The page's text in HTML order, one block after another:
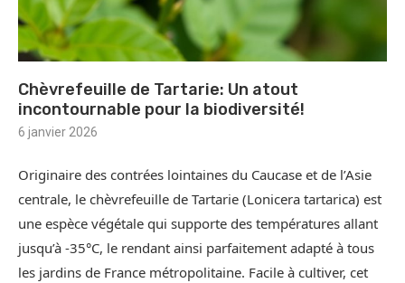
Chèvrefeuille de Tartarie: Un atout
incontournable pour la biodiversité!
6 janvier 2026
Originaire des contrées lointaines du Caucase et de l’Asie
centrale, le chèvrefeuille de Tartarie (Lonicera tartarica) est
une espèce végétale qui supporte des températures allant
jusqu’à -35°C, le rendant ainsi parfaitement adapté à tous
les jardins de France métropolitaine. Facile à cultiver, cet